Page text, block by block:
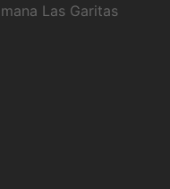
Las Garitas